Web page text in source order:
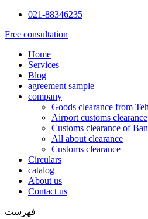
021-88346235
Free consultation
Home
Services
Blog
agreement sample
company
Goods clearance from
Airport customs clearance
Customs clearance of
All about clearance
Customs clearance
Circulars
catalog
About us
Contact us
فهرست